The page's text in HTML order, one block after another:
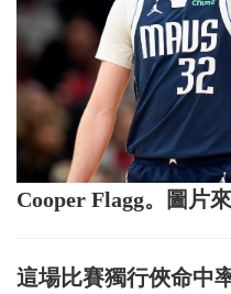
Cooper Flagg。圖片
這場比賽獨行俠命中